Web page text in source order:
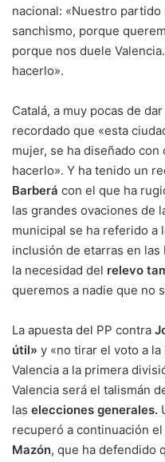
nacional: «Nuestro
sanchismo, porque
porque nos duele
hacerlo».
Catalá, a muy pocas de
recordado que «esta
mujer, se ha diseñado
hacerlo». Y ha tenido un
Barberá con el que ha
las grandes ovaciones de
municipal se ha referido a
inclusión de etarras en
la necesidad del relevo
queremos a nadie que no
La apuesta del PP contra J
útil» y «no tirar el voto a
Valencia a la primera
Valencia será el talismán
las elecciones generales.
recuperó a continuación
Mazón, que ha defendido